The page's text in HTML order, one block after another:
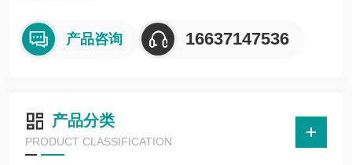
产品咨询 16637147536
产品分类
PRODUCT CLASSIFICATION